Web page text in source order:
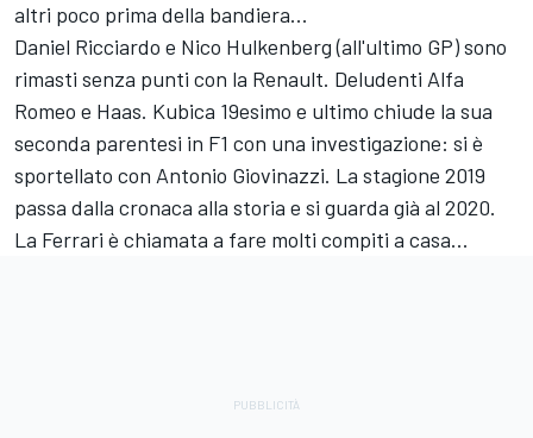
altri poco prima della bandiera...
Daniel Ricciardo e Nico Hulkenberg (all'ultimo GP) sono
rimasti senza punti con la Renault. Deludenti Alfa
Romeo e Haas. Kubica 19esimo e ultimo chiude la sua
seconda parentesi in F1 con una investigazione: si è
sportellato con Antonio Giovinazzi. La stagione 2019
passa dalla cronaca alla storia e si guarda già al 2020.
La Ferrari è chiamata a fare molti compiti a casa...